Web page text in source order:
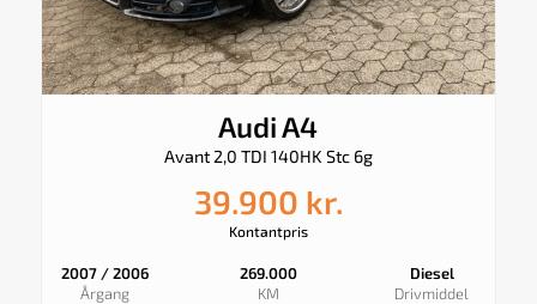
Audi A4
Avant 2,0 TDI 140HK Stc 6g
39.900 kr.
Kontantpris
2007 / 2006
Årgang
269.000
KM
Diesel
Drivmiddel